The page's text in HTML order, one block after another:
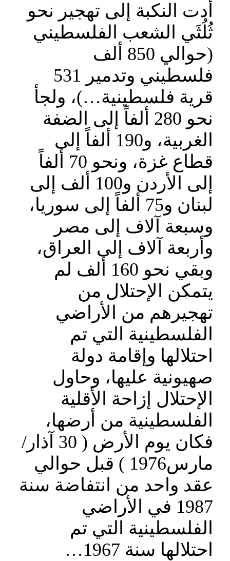
أدت النكبة إلى تهجير نحو
ثُلُثَي الشعب الفلسطيني
(حوالي 850 ألف
فلسطيني وتدمير 531
قرية فلسطينية…)، ولجأ
نحو 280 ألفاً إلى الضفة
الغربية، و190 ألفاً إلى
قطاع غزة، ونحو 70 ألفاً
إلى الأردن و100 ألف إلى
لبنان و75 ألفاً إلى سوريا،
وسبعة آلاف إلى مصر
وأربعة آلاف إلى العراق،
وبقي نحو 160 ألف لم
يتمكن الإحتلال من
تهجيرهم من الأراضي
الفلسطينية التي تم
احتلالها وإقامة دولة
صهيونية عليها، وحاول
الإحتلال إزاحة الأقلية
الفلسطينية من أرضها،
فكان يوم الأرض ( 30 آذار/
مارس1976 ) قبل حوالي
عقد واحد من انتفاضة سنة
1987 في الأراضي
الفلسطينية التي تم
احتلالها سنة 1967…